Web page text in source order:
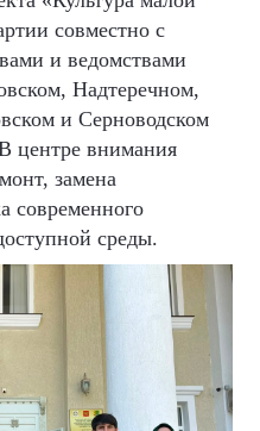
совместно с
и ведомствами
Надтеречном,
и Серноводском
центре внимания
замена
современного
среды.